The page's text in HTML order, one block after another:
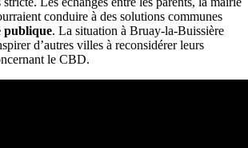
conduire à des solutions communes
publique. La situation à Bruay-la-Buissière
d’autres villes à reconsidérer leurs
le CBD.